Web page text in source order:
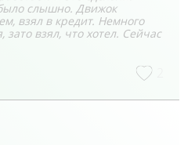
слышно. Движок
взял в кредит. Немного
взял, что хотел. Сейчас